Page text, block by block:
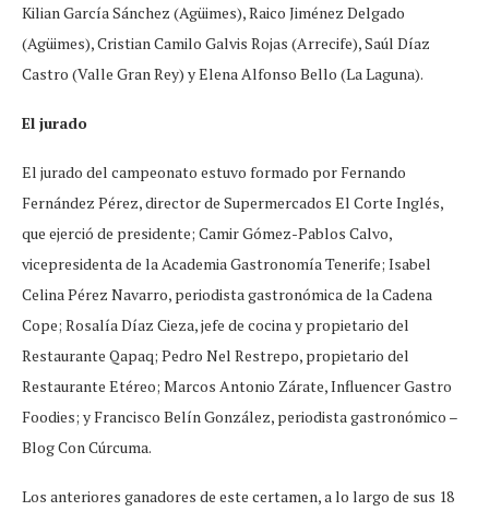
Kilian García Sánchez (Agüimes), Raico Jiménez Delgado
(Agüimes), Cristian Camilo Galvis Rojas (Arrecife), Saúl Díaz
Castro (Valle Gran Rey) y Elena Alfonso Bello (La Laguna).
El jurado
El jurado del campeonato estuvo formado por Fernando
Fernández Pérez, director de Supermercados El Corte Inglés,
que ejerció de presidente; Camir Gómez-Pablos Calvo,
vicepresidenta de la Academia Gastronomía Tenerife; Isabel
Celina Pérez Navarro, periodista gastronómica de la Cadena
Cope; Rosalía Díaz Cieza, jefe de cocina y propietario del
Restaurante Qapaq; Pedro Nel Restrepo, propietario del
Restaurante Etéreo; Marcos Antonio Zárate, Influencer Gastro
Foodies; y Francisco Belín González, periodista gastronómico –
Blog Con Cúrcuma.
Los anteriores ganadores de este certamen, a lo largo de sus 18